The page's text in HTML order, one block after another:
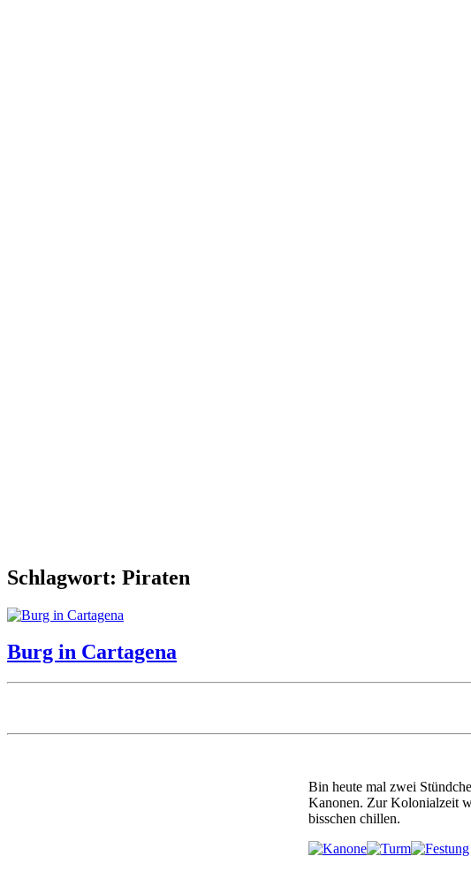
Schlagwort: Piraten
Burg in Cartagena
Bin heute mal zwei
Kanonen. Zur Kolonialzeit
bisschen chillen.